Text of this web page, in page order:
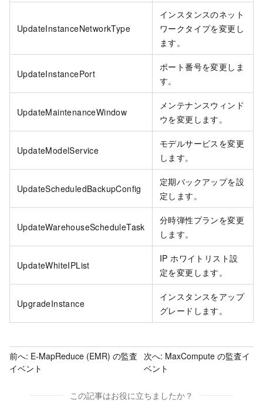
UpdateInstanceNetworkType
インスタンスのネット
ワークタイプを変更し
ます。
UpdateInstancePort
ポート番号を変更しま
す。
UpdateMaintenanceWindow
メンテナンスウィンド
ウを変更します。
UpdateModelService
モデルサービスを変更
します。
UpdateScheduledBackupConfig
定期バックアップを設
定します。
UpdateWarehouseScheduleTask
分時弾性プランを変更
します。
UpdateWhiteIPList
IP ホワイトリスト設
定を変更します。
UpgradeInstance
インスタンスをアップ
グレードします。
前へ: E-MapReduce (EMR) の監査
イベント
次へ: MaxCompute の監査イ
ベント
この記事はお役に立ちましたか？